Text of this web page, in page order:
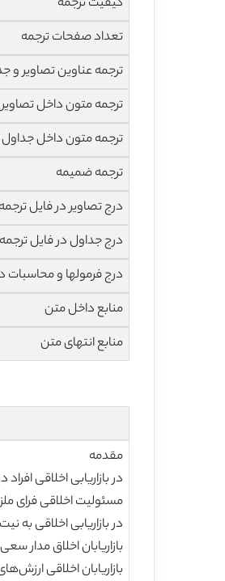
تعداد صفحات ترجمه
ترجمه عناوین تصاویر و
ترجمه متون داخل تصاویر
ترجمه متون داخل جداول
ترجمه ضمیمه
درج تصاویر در فایل ترجمه
درج جداول در فایل ترجمه
درج فرمولها و محاسبات
منابع داخل متن
منابع انتهای متن
مقدمه
در بازاریابی اخلاقی
مسئولیت اخلاقی فرای
در بازاریابی اخلاقی به
بازاریابان اخلاق مدار
بازاریابان اخلاقی